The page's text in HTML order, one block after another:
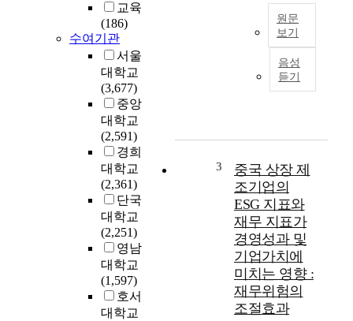
교육
(186)
수여기관
서울
대학교
(3,677)
중앙
대학교
(2,591)
경희
대학교
(2,361)
단국
대학교
(2,251)
영남
대학교
(1,597)
호서
대학교
의
원문
보기
음성
듣기
3
중국 상장 제
조기업의
ESG 지표와
재무 지표가
경영성과 및
기업가치에
미치는 영향 :
재무위험의
조절효과